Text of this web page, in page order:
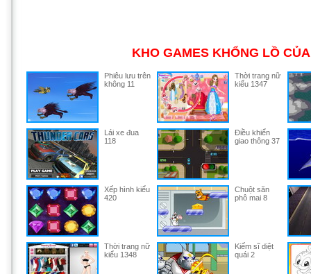
KHO GAMES KHỔNG LỒ
Phiêu lưu trên
không 11
Thời trang nữ
kiểu 1347
Lái xe đua
118
Điều khiển
giao thông 37
Xếp hình kiểu
420
Chuột săn
phô mai 8
Thời trang nữ
kiểu 1348
Kiếm sĩ diệt
quái 2